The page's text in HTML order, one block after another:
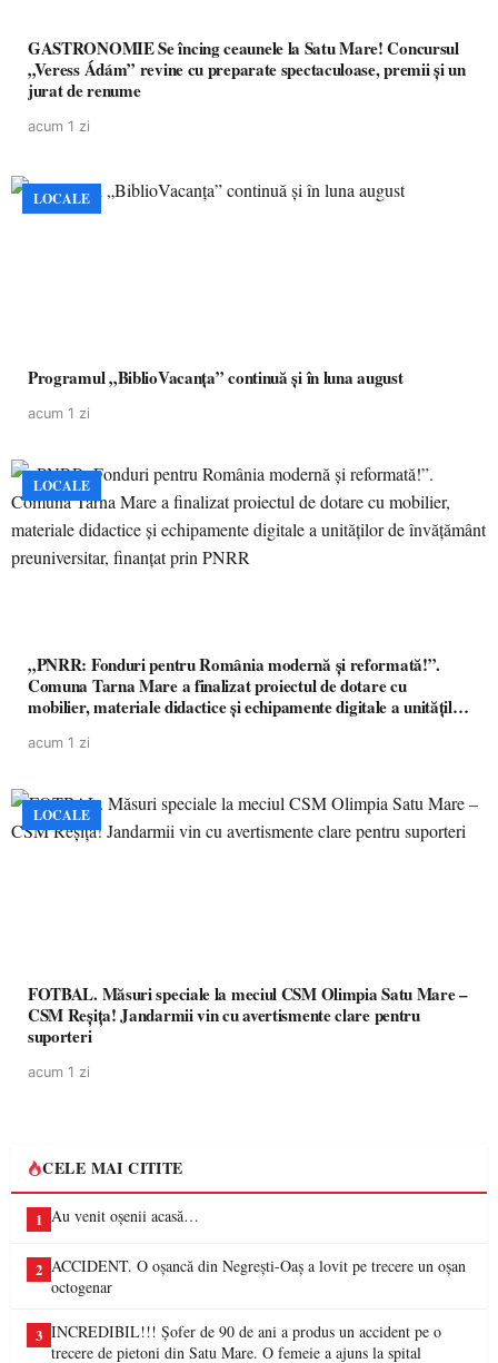
GASTRONOMIE Se încing ceaunele la Satu Mare! Concursul
„Veress Ádám” revine cu preparate spectaculoase, premii și un
jurat de renume
acum 1 zi
LOCALE
Programul „BiblioVacanța” continuă și în luna august
acum 1 zi
LOCALE
„PNRR: Fonduri pentru România modernă și reformată!”.
Comuna Tarna Mare a finalizat proiectul de dotare cu
mobilier, materiale didactice și echipamente digitale a unităților
acum 1 zi
LOCALE
FOTBAL. Măsuri speciale la meciul CSM Olimpia Satu Mare –
CSM Reșița! Jandarmii vin cu avertismente clare pentru
suporteri
acum 1 zi
CELE MAI CITITE
1 Au venit oșenii acasă…
2 ACCIDENT. O oșancă din Negrești-Oaș a lovit pe trecere un oșan
octogenar
3 INCREDIBIL!!! Șofer de 90 de ani a produs un accident pe o
trecere de pietoni din Satu Mare. O femeie a ajuns la spital